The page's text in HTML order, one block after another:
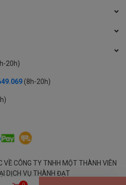
20h)
(8h-20h)
CÔNG TY TNHH MỘT THÀNH VIÊN
DỊCH VỤ THÀNH ĐẠT
Sở KH & ĐT Tỉnh An Giang | Cung cấp